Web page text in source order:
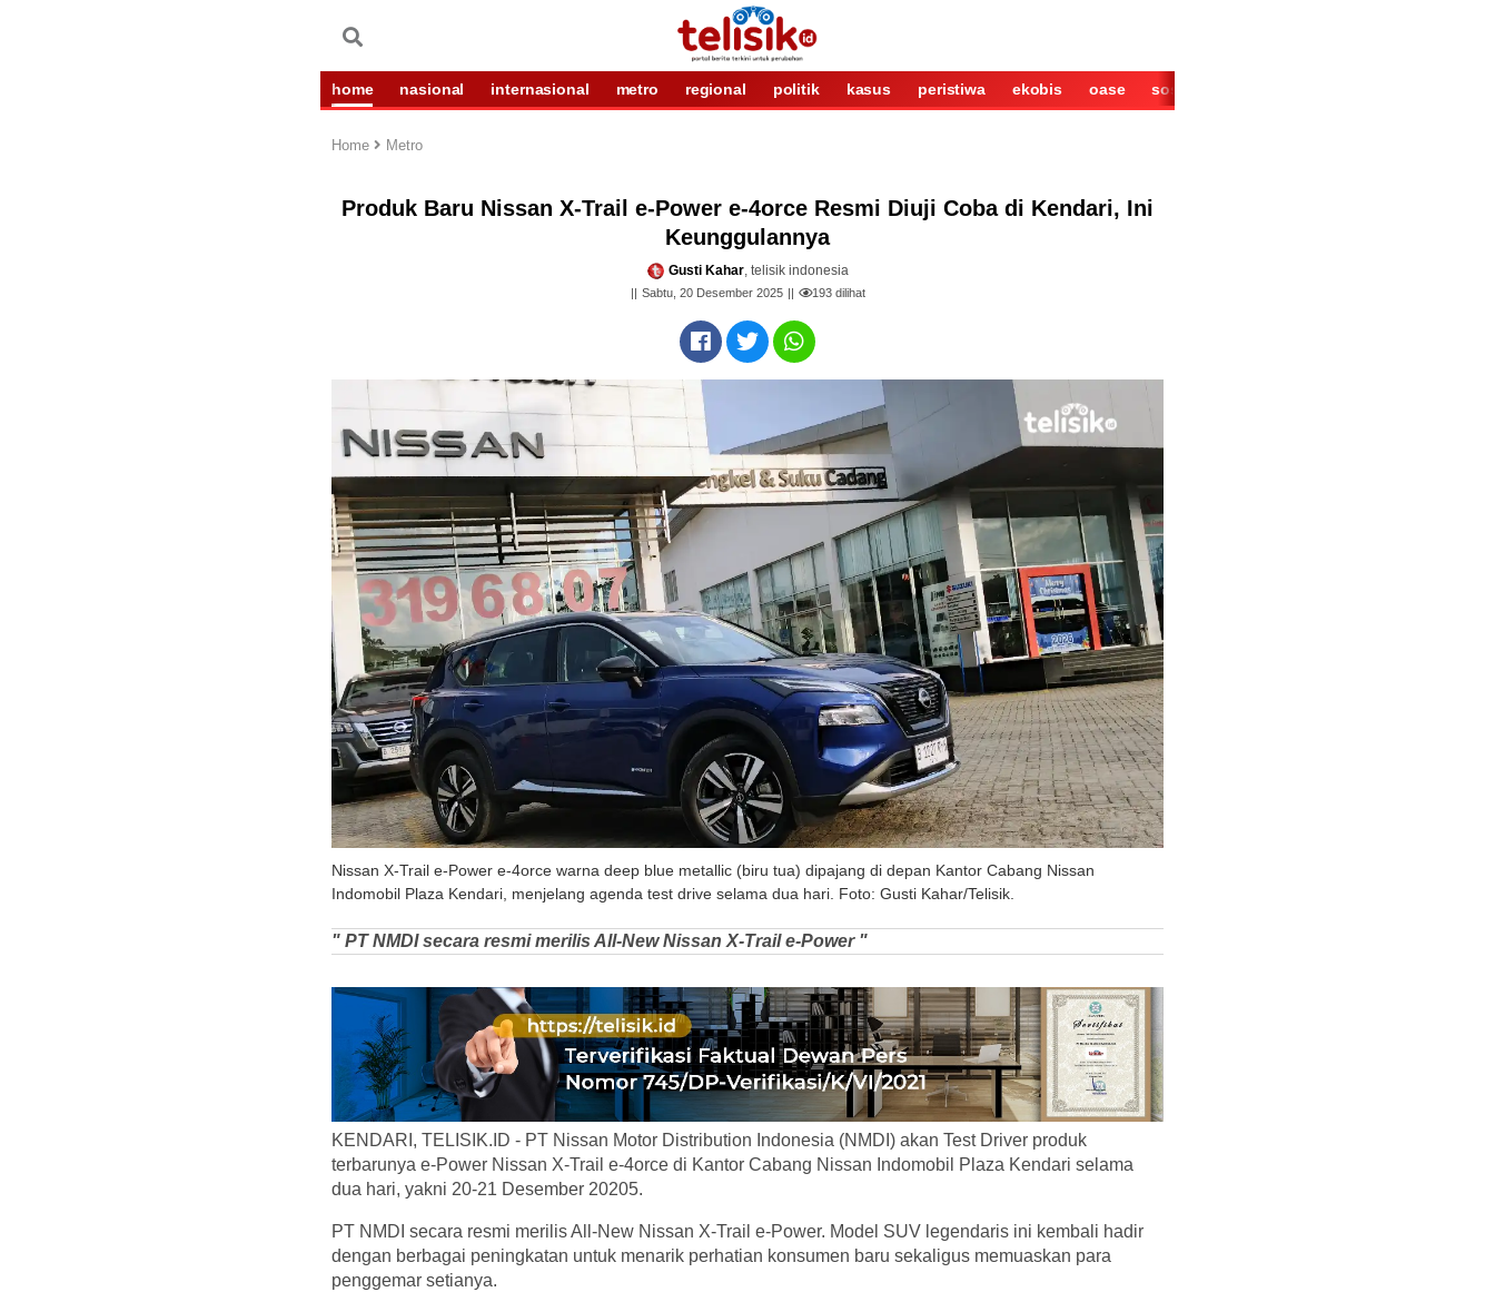
home nasional internasional metro regional politik kasus peristiwa ekobis oase sosok
Home Metro
Produk Baru Nissan X-Trail e-Power e-4orce Resmi Diuji Coba di Kendari, Ini
Keunggulannya
Gusti Kahar, telisik indonesia
Sabtu, 20 Desember 2025 193dilihat
Nissan X-Trail e-Power e-4orce warna deep blue metallic (biru tua) dipajang di depan Kantor Cabang Nissan
Indomobil Plaza Kendari, menjelang agenda test drive selama dua hari. Foto: Gusti Kahar/Telisik.
" PT NMDI secara resmi merilis All-New Nissan X-Trail e-Power "
KENDARI, TELISIK.ID - PT Nissan Motor Distribution Indonesia (NMDI) akan Test Driver produk
terbarunya e-Power Nissan X-Trail e-4orce di Kantor Cabang Nissan Indomobil Plaza Kendari selama
dua hari, yakni 20-21 Desember 20205.
PT NMDI secara resmi merilis All-New Nissan X-Trail e-Power. Model SUV legendaris ini kembali hadir
dengan berbagai peningkatan untuk menarik perhatian konsumen baru sekaligus memuaskan para
penggemar setianya.